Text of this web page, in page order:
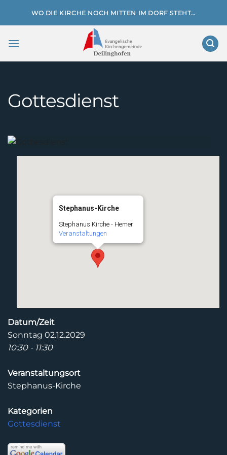
WO DIE KIRCHE NOCH MITTEN IM DORF STEHT…
Gottesdienst
Stephanus-Kirche
Stephanus Kirche - Hemer
Veranstaltungen
Datum/Zeit
Sonntag 02.12.2029
10:30 - 11:30
Veranstaltungsort
Stephanus-Kirche
Kategorien
Gottesdienst